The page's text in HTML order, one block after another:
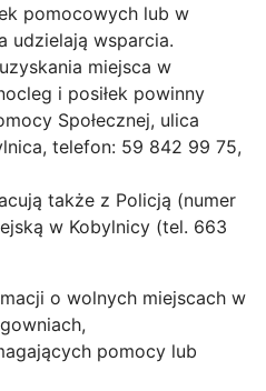
pomocowych lub w
udzielają wsparcia.
miejsca w
i posiłek powinny
Społecznej, ulica
telefon: 59 842 99 75,
także z Policją (numer
w Kobylnicy (tel. 663
o wolnych miejscach w
pomocy lub